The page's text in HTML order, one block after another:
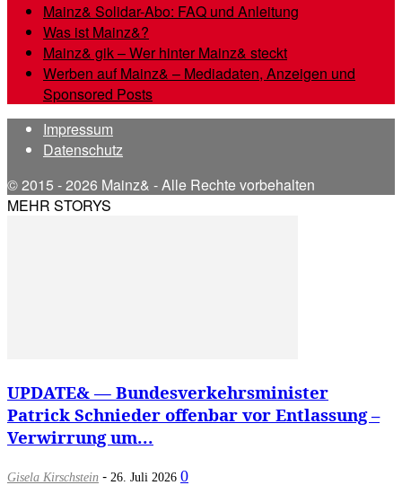
Mainz& Solidar-Abo: FAQ und Anleitung
Was ist Mainz&?
Mainz& gik – Wer hinter Mainz& steckt
Werben auf Mainz& – Mediadaten, Anzeigen und
Sponsored Posts
Impressum
Datenschutz
© 2015 - 2026 Mainz& - Alle Rechte vorbehalten
MEHR STORYS
UPDATE& — Bundesverkehrsminister
Patrick Schnieder offenbar vor Entlassung –
Verwirrung um...
Gisela Kirschstein - 26. Juli 2026 0